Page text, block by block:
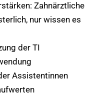
Zahnärztliche
nur wissen es
der TI
Assistentinnen